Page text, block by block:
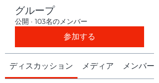
グループ
公開 · 103名のメンバー
参加する
ディスカッション メディア メンバー